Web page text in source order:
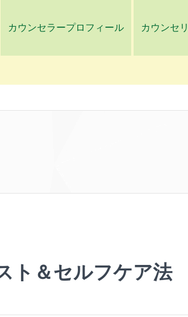
カウンセラープロフィール カウンセ
ト＆セルフケア法